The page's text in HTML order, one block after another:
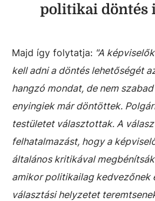
politikai döntés
Majd így folytatja: "A
kell adni a döntés lehetőségét
hangzó mondat, de nem
enyingiek már döntöttek.
testületet választottak. A
felhatalmazást, hogy a
általános kritikával
amikor politikailag kedvezőnek
választási helyzetet